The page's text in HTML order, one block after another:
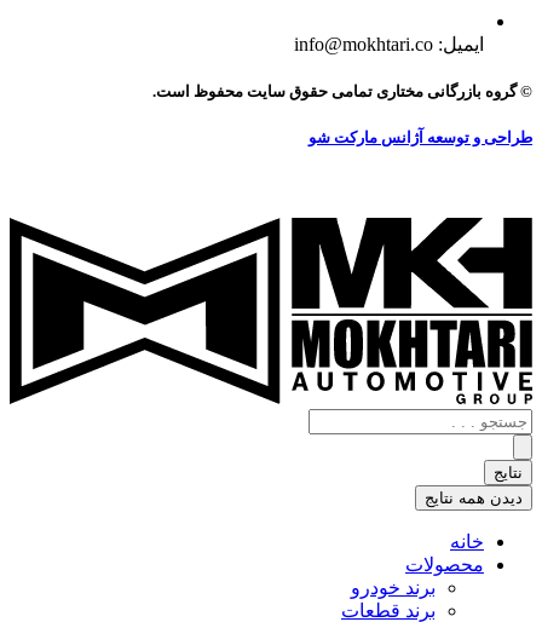
ایمیل: info@mokhtari.co
© گروه بازرگانی مختاری تمامی حقوق سایت محفوظ است.
طراحی و توسعه آژانس مارکت شو
جستجو
.
.
.
نتایج
دیدن همه نتایج
خانه
محصولات
برند خودرو
برند قطعات